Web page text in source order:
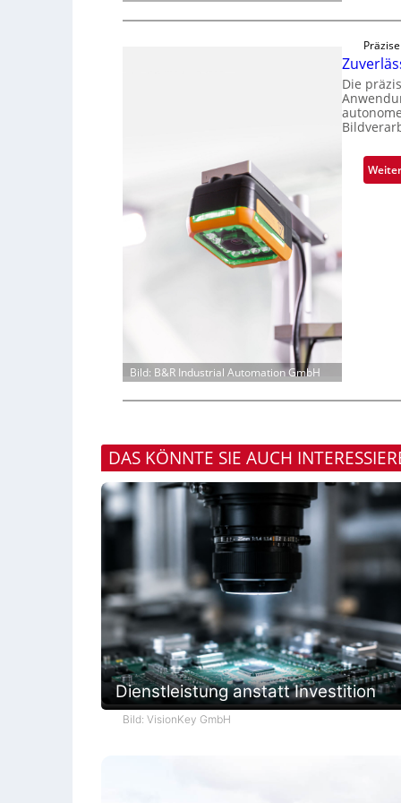
Bild: B&R Industrial Automation GmbH
Die
DAS KÖNNTE SIE AUCH
Dienstleistung anstatt Investition
Bild: VisionKey GmbH